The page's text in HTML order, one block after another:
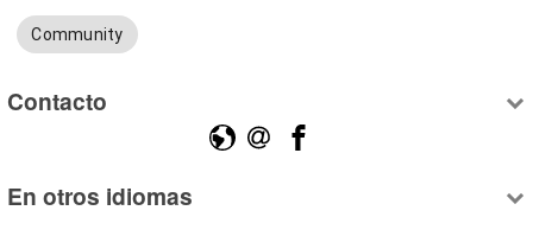
Community
Contacto
En otros idiomas